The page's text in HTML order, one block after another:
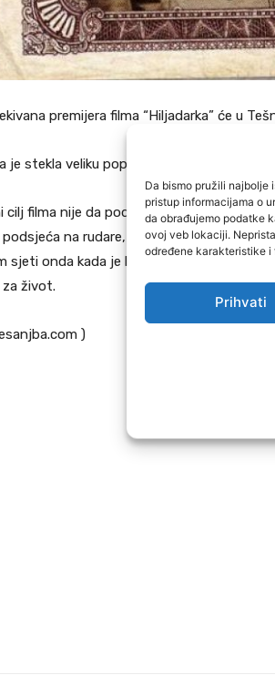
Da bismo pružili
pristup informacijama o
da obrađujemo podatke
ovoj veb lokaciji.
određene karakteristike i
Prihvati
premijera filma “Hiljadarka” će u
je stekla veliku popularnost za kratko
cilj filma nije da podsjeti na prošla
na rudare, šta se svakodnevno
sjeti onda kada je kasno, dakle, onda
za život.
)